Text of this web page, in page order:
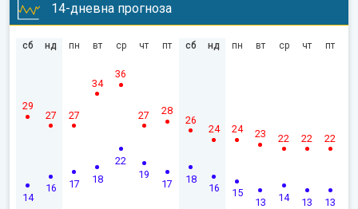
14-дневна прогноза
сб
14
29
нд
16
27
пн
17
27
вт
18
34
ср
22
36
чт
19
27
пт
17
28
сб
18
26
нд
16
24
пн
15
24
вт
13
23
ср
14
22
чт
13
22
пт
13
22